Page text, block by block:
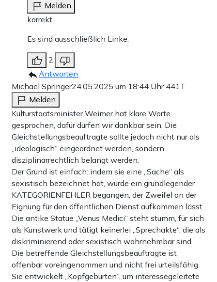
Melden
korrekt
Es sind ausschließlich Linke.
2
Antworten
Michael Springer24.05.2025 um 18:44 Uhr 441T
Melden
Kulturstaatsminister Weimer hat klare Worte
gesprochen, dafür dürfen wir dankbar sein. Die
Gleichstellungsbeauftragte sollte jedoch nicht nur als
„ideologisch“ eingeordnet werden, sondern
disziplinarrechtlich belangt werden.
Der Grund ist einfach: indem sie eine „Sache“ als
sexistisch bezeichnet hat, wurde ein grundlegender
KATEGORIENFEHLER begangen, der Zweifel an der
Eignung für den öffentlichen Dienst aufkommen lässt.
Die antike Statue „Venus Medici“ steht stumm, für sich
als Kunstwerk und tätigt keinerlei „Sprechakte“, die als
diskriminierend oder sexistisch wahrnehmbar sind.
Die betreffende Gleichstellungsbeauftragte ist
offenbar voreingenommen und nicht frei urteilsfähig.
Sie entwickelt „Kopfgeburten“, um interessegeleitete